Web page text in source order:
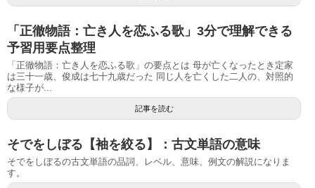
「正徹物語：亡き人を恋ふる歌」3分で理解できる
予習用要点整理
「正徹物語：亡き人を恋ふる歌」の要点とは 母が亡くなったとき定家
は三十一歳、俊成は七十九歳だった 同じ人を亡くした二人の、対照的
な様子が...
記事を読む
そでをしぼる【袖を絞る】：古文単語の意味
そでをしぼるの古文単語の品詞、レベル、意味、例文の解説になりま
す。